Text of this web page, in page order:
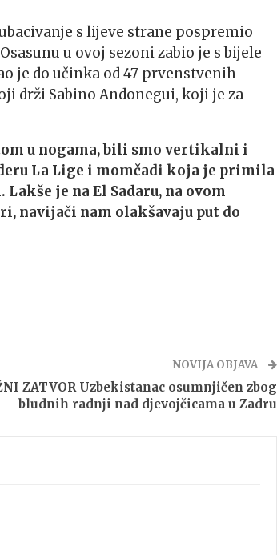
s lijeve strane pospremio
u ovoj sezoni zabio je s bijele
je do učinka od 47 prvenstvenih
drži Sabino Andonegui, koji je za
u nogama, bili smo vertikalni i
La Lige i momčadi koja je primila
je na El Sadaru, na ovom
navijači nam olakšavaju put do
NOVIJA OBJAVA
ZATVOR Uzbekistanac osumnjičen zbog
bludnih radnji nad djevojčicama u Zadru